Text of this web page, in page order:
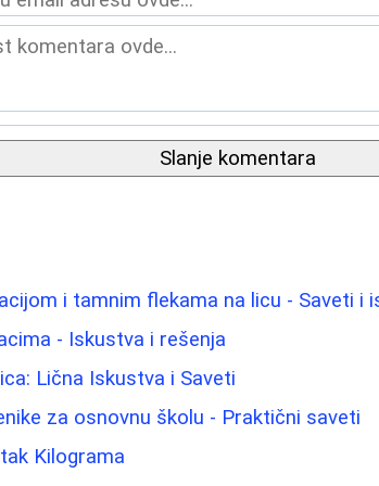
Slanje komentara
i tamnim flekama na licu - Saveti i
- Iskustva i rešenja
Lična Iskustva i Saveti
za osnovnu školu - Praktični saveti
Kilograma